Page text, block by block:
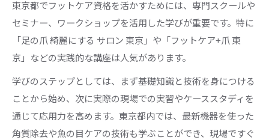
東京都でフットケア資格を活かすためには、専門スクールや
セミナー、ワークショップを活用した学びが重要です。特に
「足の爪 綺麗にする サロン 東京」や「フットケア+爪 東
京」などの実践的な講座は人気があります。
学びのステップとしては、まず基礎知識と技術を身につける
ことから始め、次に実際の現場での実習やケーススタディを
通じて応用力を高めます。東京都内では、最新機器を使った
角質除去や魚の目ケアの技術も学ぶことができ、現場ですぐ